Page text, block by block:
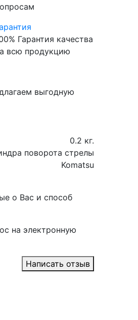
Гарантия качества
всю продукцию
выгодную
0.2 кг.
поворота стрелы
Komatsu
о Вас и способ
на электронную
Написать отзыв